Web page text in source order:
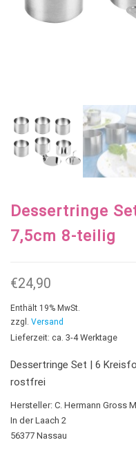
Dessertringe
7,5cm 8-teilig
€24,90
Enthält 19% MwSt.
zzgl. Versand
Lieferzeit: ca. 3-4 Werktage
Dessertringe Set | 6
rostfrei
Hersteller: C. Hermann Gross
In der Laach 2
56377 Nassau